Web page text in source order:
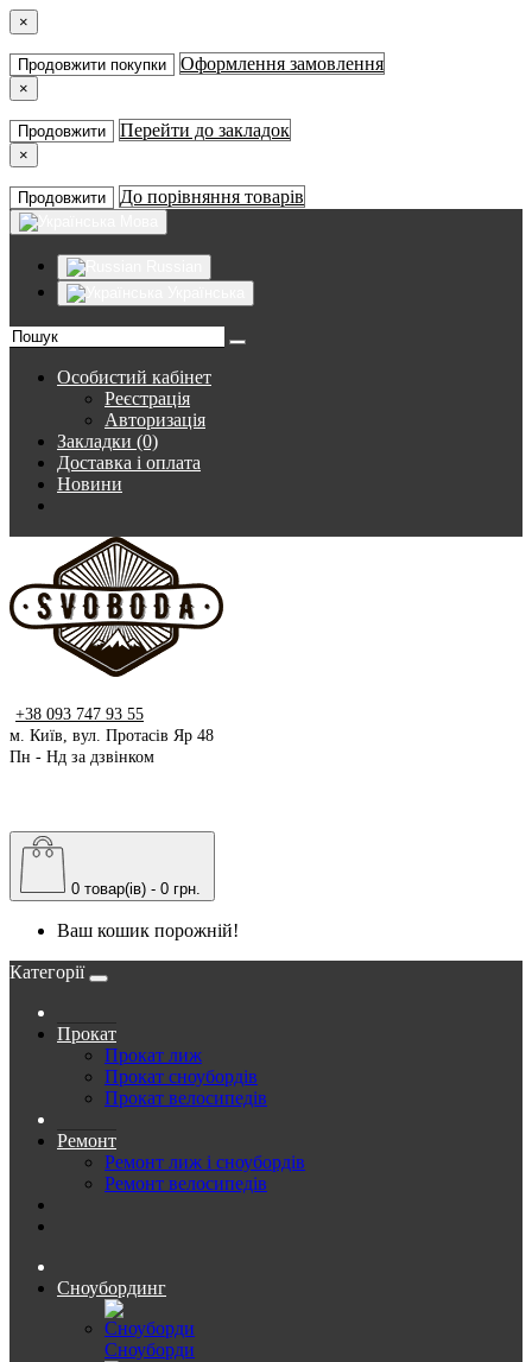
×
Продовжити покупки Оформлення замовлення
×
Продовжити Перейти до закладок
×
Продовжити До порівняння товарів
Особистий кабінет
Реєстрація
Авторизація
Закладки (0)
Доставка і оплата
Новини
+38 093 747 93 55
м. Київ, вул. Протасів Яр 48
Пн - Нд за дзвінком
0 товар(ів) - 0 грн.
Ваш кошик порожній!
Категорії
Прокат
Прокат лиж
Прокат сноубордів
Прокат велосипедів
Ремонт
Ремонт лиж і сноубордів
Ремонт велосипедів
Сноубординг
Сноуборди